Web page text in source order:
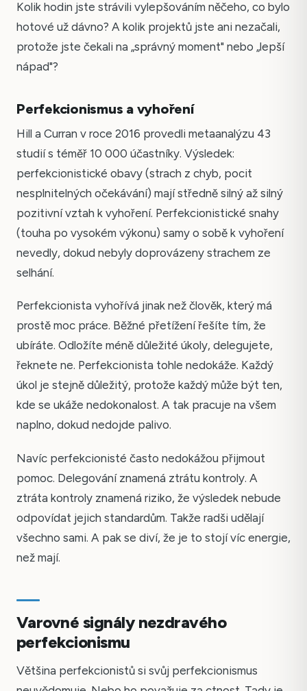
Kolik hodin jste strávili vylepšováním něčeho, co bylo
hotové už dávno? A kolik projektů jste ani nezačali,
protože jste čekali na „správný moment" nebo „lepší
nápad"?
Perfekcionismus a vyhoření
Hill a Curran v roce 2016 provedli metaanalýzu 43
studií s téměř 10 000 účastníky. Výsledek:
perfekcionistické obavy (strach z chyb, pocit
nesplnitelných očekávání) mají středně silný až silný
pozitivní vztah k vyhoření. Perfekcionistické snahy
(touha po vysokém výkonu) samy o sobě k vyhoření
nevedly, dokud nebyly doprovázeny strachem ze
selhání.
Perfekcionista vyhořívá jinak než člověk, který má
prostě moc práce. Běžné přetížení řešíte tím, že
ubíráte. Odložíte méně důležité úkoly, delegujete,
řeknete ne. Perfekcionista tohle nedokáže. Každý
úkol je stejně důležitý, protože každý může být ten,
kde se ukáže nedokonalost. A tak pracuje na všem
naplno, dokud nedojde palivo.
Navíc perfekcionisté často nedokážou přijmout
pomoc. Delegování znamená ztrátu kontroly. A
ztráta kontroly znamená riziko, že výsledek nebude
odpovídat jejich standardům. Takže radši udělají
všechno sami. A pak se diví, že je to stojí víc energie,
než mají.
Varovné signály nezdravého
perfekcionismu
Většina perfekcionistů si svůj perfekcionismus